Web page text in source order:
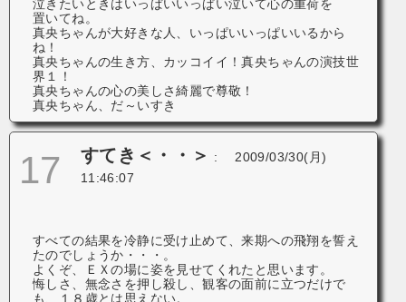
泣きたいときはいっぱいいっぱい泣いて心の重荷を
置いてね。
真央ちゃんが大好きな人、いっぱいいっぱいいるから
ね！
真央ちゃんの生き方、カッコイイ！真央ちゃんの演技世
界１！
真央ちゃんの心の美しさ綺麗で尊敬！
真央ちゃん、だ～いすき
17 すてき＜・・＞ :
2009/03/30(月)
11:46:07
すべての結果を冷静に受け止めて、来期への飛翔を誓え
たのでしょうか・・・。
よくぞ、ＥＸの場に姿を見せてくれたと思います。
悔しさ、無念さを押し殺し、観客の面前に立つだけで
も、１８歳とは思えない。